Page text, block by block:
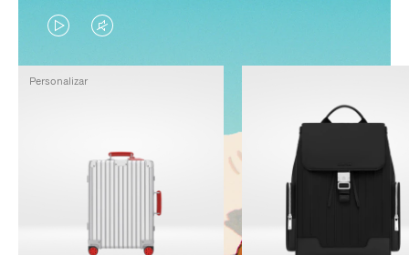
EL
VÍDEO
PAUSADO,
PARA
EL
SONIDO
ESTÁ
DESACTIVADO:
PULSE
Personalizar